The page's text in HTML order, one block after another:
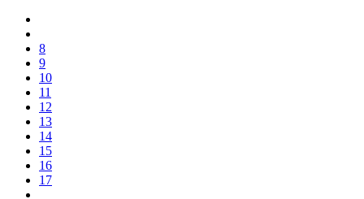
8
9
10
11
12
13
14
15
16
17